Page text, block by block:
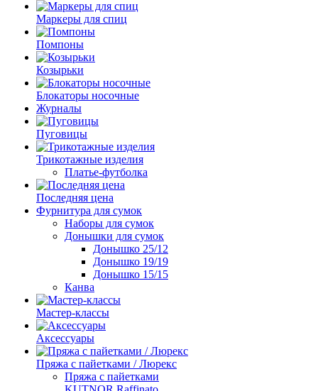
Маркеры для спиц
Помпоны
Козырьки
Блокаторы носочные
Журналы
Пуговицы
Трикотажные изделия
Платье-футболка
Последняя цена
Фурнитура для сумок
Наборы для сумок
Донышки для сумок
Донышко 25/12
Донышко 19/19
Донышко 15/15
Канва
Мастер-классы
Аксессуары
Пряжа с пайетками / Люрекс
Пряжа с пайетками